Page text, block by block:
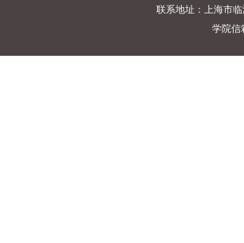
联系地址：上海市
学院信